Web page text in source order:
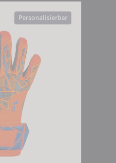
Personalisierbar